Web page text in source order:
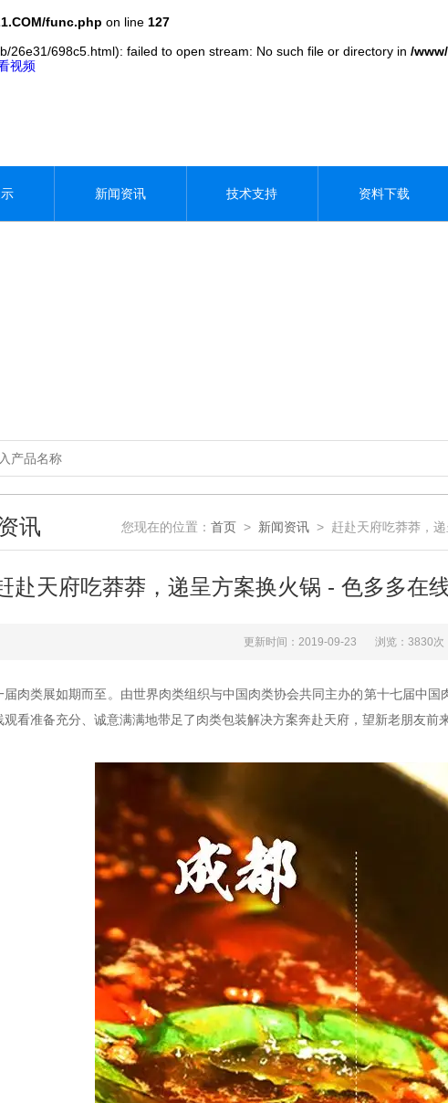
func.php on line 127
698c5.html): failed to open stream: No such file or directory in /
视频
新闻资讯 技术支持 资料下载
讯 您现在的位置： 首页 > 新闻资讯 > 赶赴天府吃莽莽，
赴天府吃莽莽，递呈方案换火锅 - 色多多在
更新时间：2019-09-23 浏览：3830次
届肉类展如期而至。由世界肉类组织与中国肉类协会共同主办的第十七届中
观看准备充分、诚意满满地带足了肉类包装解决方案奔赴天府，望新老朋友前